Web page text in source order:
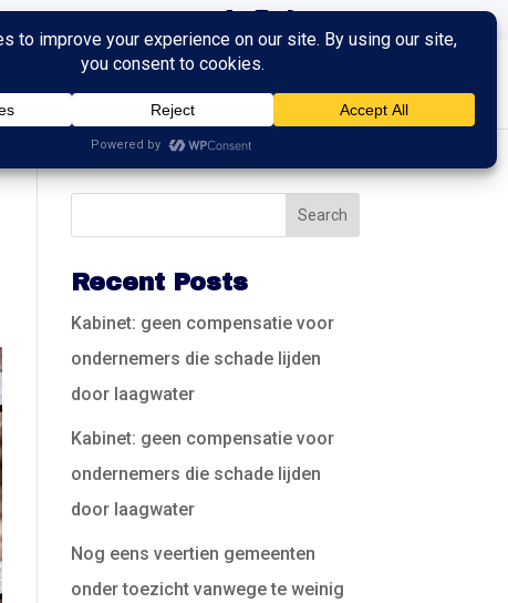
Recent Posts
Kabinet: geen compensatie voor
ondernemers die schade lijden
door laagwater
Kabinet: geen compensatie voor
ondernemers die schade lijden
door laagwater
Nog eens veertien gemeenten
onder toezicht vanwege te weinig